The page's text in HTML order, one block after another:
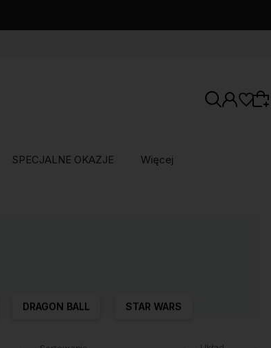
SPECJALNE OKAZJE Więcej
DRAGON BALL STAR WARS